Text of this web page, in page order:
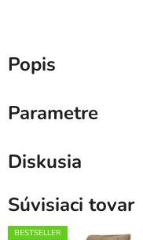
Popis
Parametre
Diskusia
Súvisiaci tovar
BESTSELLER